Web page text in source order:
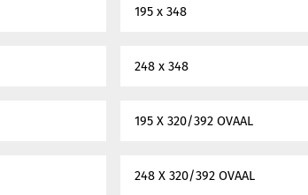
195 x 348
248 x 348
195 X 320/392 OVAAL
248 X 320/392 OVAAL